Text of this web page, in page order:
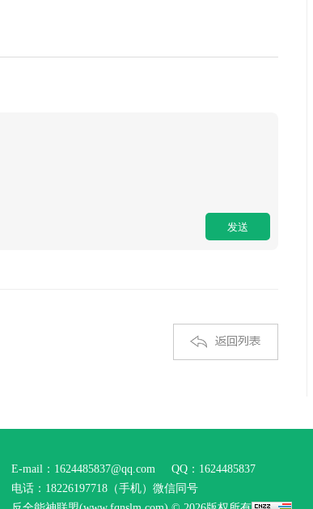
E-mail：1624485837@qq.com
QQ：1624485837
电话：18226197718（手机）微信同号